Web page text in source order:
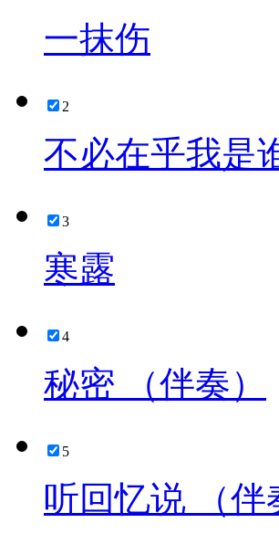
一抹伤
2
不必在乎我是
3
寒露
4
秘密 （伴奏）
5
听回忆说 （伴